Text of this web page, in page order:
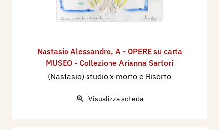
Nastasio Alessandro, A - OPERE su carta
MUSEO - Collezione Arianna Sartori
(Nastasio) studio x morto e Risorto
Visualizza scheda